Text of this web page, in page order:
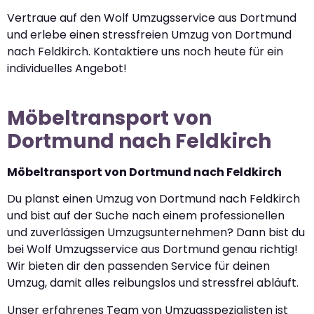
Vertraue auf den Wolf Umzugsservice aus Dortmund
und erlebe einen stressfreien Umzug von Dortmund
nach Feldkirch. Kontaktiere uns noch heute für ein
individuelles Angebot!
Möbeltransport von
Dortmund nach Feldkirch
Möbeltransport von Dortmund nach Feldkirch
Du planst einen Umzug von Dortmund nach Feldkirch
und bist auf der Suche nach einem professionellen
und zuverlässigen Umzugsunternehmen? Dann bist du
bei Wolf Umzugsservice aus Dortmund genau richtig!
Wir bieten dir den passenden Service für deinen
Umzug, damit alles reibungslos und stressfrei abläuft.
Unser erfahrenes Team von Umzugsspezialisten ist